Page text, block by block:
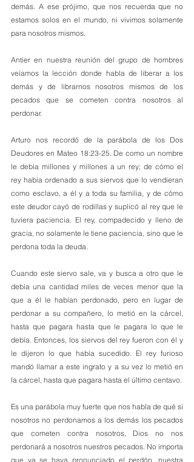
demás. A ese prójimo, que nos recuerda que no
estamos solos en el mundo, ni vivimos solamente
para nosotros mismos.
Antier en nuestra reunión del grupo de hombres
veíamos la lección donde habla de liberar a los
demás y de librarnos nosotros mismos de los
pecados que se cometen contra nosotros al
perdonar.
Arturo nos recordó de la parábola de los Dos
Deudores en Mateo 18:23-25. De como un nombre
le debía millones y millones a un rey; de cómo el
rey había ordenado a sus siervos que lo vendieran
como esclavo, a él y a toda su familia, y de cómo
este deudor cayó de rodillas y suplicó al rey que le
tuviera paciencia. El rey, compadecido y lleno de
gracia, no solamente le tiene paciencia, sino que le
perdona toda la deuda.
Cuando este siervo sale, va y busca a otro que le
debía una cantidad miles de veces menor que la
que a él le habían perdonado, pero en lugar de
perdonar a su compañero, lo metió en la cárcel,
hasta que pagara hasta que le pagara lo que le
debía. Entonces, los siervos del rey fueron con él y
le dijeron lo que había sucedido. El rey furioso
mandó llamar a este ingrato y a su vez lo metió en
Es una parábola muy fuerte que nos habla de qué si
nosotros no perdonamos a los demás los pecados
que cometen contra nosotros, Dios no nos
perdonará a nosotros nuestros pecados. No importa
que ya se haya pronunciado el perdón, nuestra